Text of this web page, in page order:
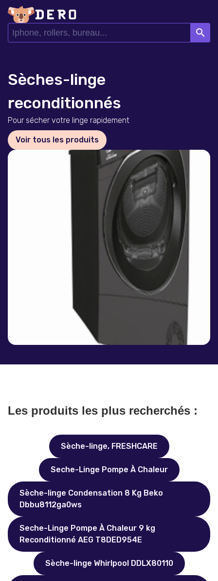
search
Sèches-linge
reconditionnés
Pour sécher votre linge rapidement
Voir tous les produits
Les produits les plus recherchés :
Sèche-linge, FRESHCARE
Seche-Linge Pompe À Chaleur
Sèche-linge Condensation 8 Kg Beko
Dbbu8112ga0ws
Seche-Linge Pompe À Chaleur 9 kg
Reconditionné AEG T8DED954E
Sèche-linge Whirlpool DDLX80110